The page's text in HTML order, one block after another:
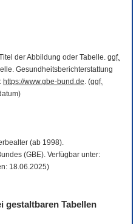
der Abbildung oder Tabelle. ggf.
Gesundheitsberichterstattung
https://www.gbe-bund.de. (ggf.
(ab 1998).
(GBE). Verfügbar unter:
18.06.2025)
gestaltbaren Tabellen